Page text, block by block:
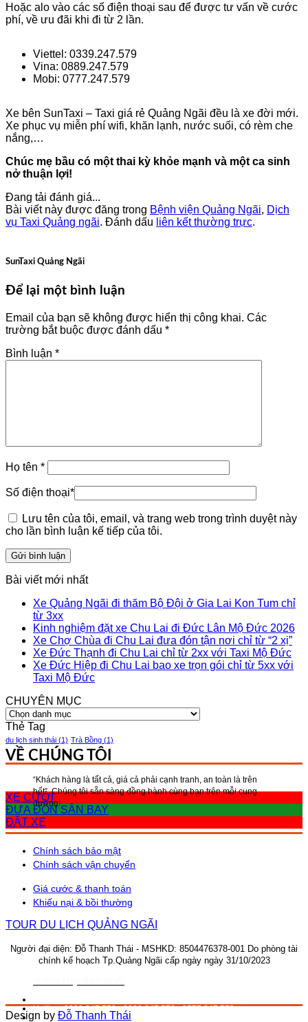
Hoặc alo vào các số điện thoại sau để được tư vấn về cước
phí, về ưu đãi khi đi từ 2 lần.
Viettel: 0339.247.579
Vina: 0889.247.579
Mobi: 0777.247.579
Xe bên SunTaxi – Taxi giá rẻ Quảng Ngãi đều là xe đời mới.
Xe phục vụ miễn phí wifi, khăn lạnh, nước suối, có rèm che
nắng,…
Chúc mẹ bầu có một thai kỳ khỏe mạnh và một ca sinh
nở thuận lợi!
Đang tải đánh giá...
Bài viết này được đăng trong Bệnh viện Quảng Ngãi, Dịch
vụ Taxi Quảng ngãi. Đánh dấu liên kết thường trực.
SunTaxi Quảng Ngãi
Để lại một bình luận
Email của bạn sẽ không được hiển thị công khai. Các
trường bắt buộc được đánh dấu *
Bình luận *
Họ tên *
Số điện thoại*
Lưu tên của tôi, email, và trang web trong trình duyệt này
cho lần bình luận kế tiếp của tôi.
Bài viết mới nhất
Xe Quảng Ngãi đi thăm Bộ Đội ở Gia Lai Kon Tum chỉ
từ 3xx
Kinh nghiệm đặt xe Chu Lai đi Đức Lân Mộ Đức 2026
Xe Chợ Chùa đi Chu Lai đưa đón tận nơi chỉ từ “2 xị”
Xe Đức Thạnh đi Chu Lai chỉ từ 2xx với Taxi Mộ Đức
Xe Đức Hiệp đi Chu Lai bao xe trọn gói chỉ từ 5xx với
Taxi Mộ Đức
CHUYÊN MỤC
CHUYÊN
MỤC
Thẻ Tag
du lịch sinh thái (1) Trà Bồng (1)
VỀ CHÚNG TÔI
“Khách hàng là tất cả, giá cả phải cạnh tranh, an toàn là trên
hết”, Chúng tôi sẵn sàng đồng hành cùng bạn trên mỗi cung
đường!
XE CƯỚI
ĐƯA ĐÓN SÂN BAY
ĐẶT XE
Chính sách bảo mật
Chính sách vận chuyển
Giá cước & thanh toán
Khiếu nại & bồi thường
TOUR DU LỊCH QUẢNG NGÃI
Người đại diện: Đỗ Thanh Thái - MSHKD: 8504476378-001 Do phòng tài
chính kế hoạch Tp.Quảng Ngãi cấp ngày ngày 31/10/2023
Hotline: 0339.247.579 - 0889.247.579 - 0777.247.579
Email: ad.suntaxiquangngai@gmail.com
Design by Đỗ Thanh Thái